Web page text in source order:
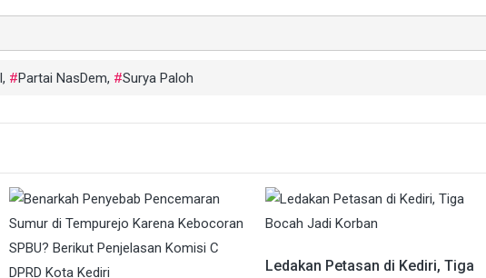
, Partai NasDem, Surya Paloh
Ledakan Petasan di Kediri, Tiga